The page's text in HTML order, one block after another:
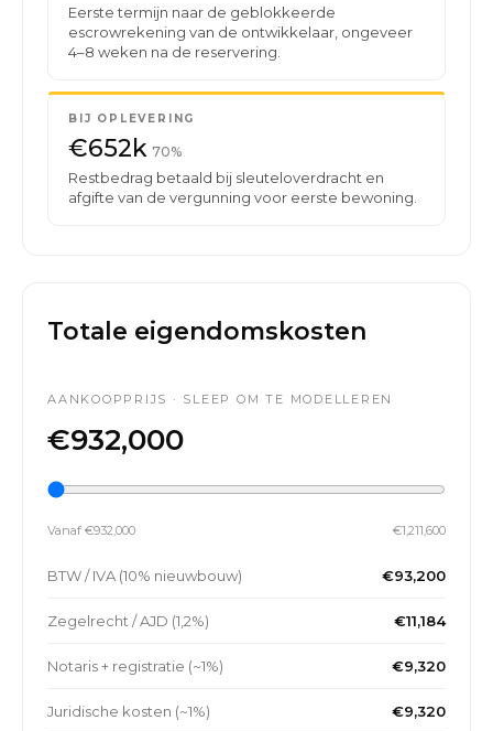
Eerste termijn naar de geblokkeerde
escrowrekening van de ontwikkelaar, ongeveer
4–8 weken na de reservering.
BIJ OPLEVERING
€652k 70%
Restbedrag betaald bij sleuteloverdracht en
afgifte van de vergunning voor eerste bewoning.
Totale eigendomskosten
AANKOOPPRIJS · SLEEP OM TE MODELLEREN
€932,000
Vanaf €932,000 €1,211,600
BTW / IVA (10% nieuwbouw) €93,200
Zegelrecht / AJD (1,2%) €11,184
Notaris + registratie (~1%) €9,320
Juridische kosten (~1%) €9,320